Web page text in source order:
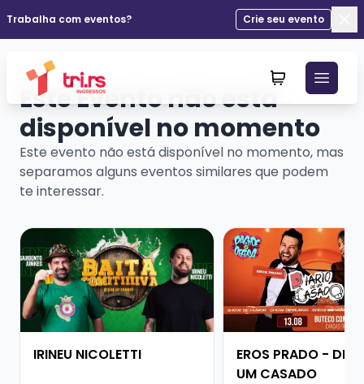
Trabalha com eventos?
Crie seu evento
Este Evento não está
disponível no momento
Este evento não está disponível no momento, mas
separamos alguns eventos similares que podem
te interessar.
Veja mais sobre IRINEU NICOLETTI
IRINEU NICOLETTI
Veja mais sobre
EROS PRADO -
UM CASADO